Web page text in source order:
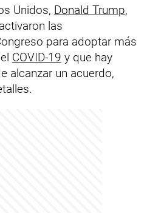
Unidos, Donald Trump,
las
para adoptar más
COVID-19 y que hay
alcanzar un acuerdo,